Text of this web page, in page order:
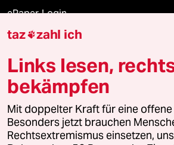
ePaper Login
Downloads für Abonnierende
© 2026 taz Verlags und Vertriebs
Alle Rechte vorbehalten. Bei rechtlichen Fragen
wenden Sie sich bitte an lizenzen@taz.de
taz zahl ich
Links lesen,
bekämpfen
Mit doppelter Kraft für eine offene
Besonders jetzt brauchen
Rechtsextremismus einsetzen,